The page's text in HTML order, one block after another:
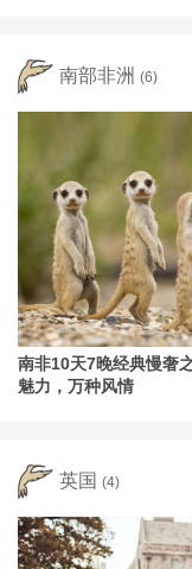
南部非洲 (6)
南非10天7晚经典慢
魅力，万种风情
英国 (4)